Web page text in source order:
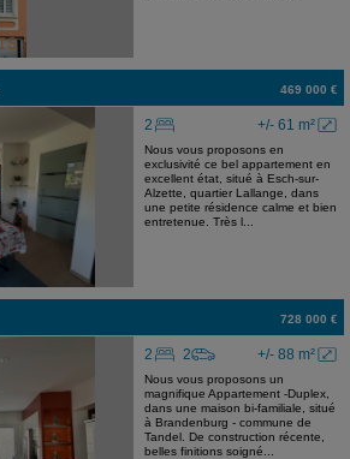
469 000 €
+/- 61 m²
2
Nous vous proposons en
exclusivité ce bel appartement en
excellent état, situé à Esch-sur-
Alzette, quartier Lallange, dans
une petite résidence calme et bien
entretenue. Très l...
728 000 €
+/- 88 m²
2 2
Nous vous proposons un
magnifique Appartement -Duplex,
dans une maison bi-familiale, situé
à Brandenburg - commune de
Tandel. De construction récente,
belles finitions soigné...